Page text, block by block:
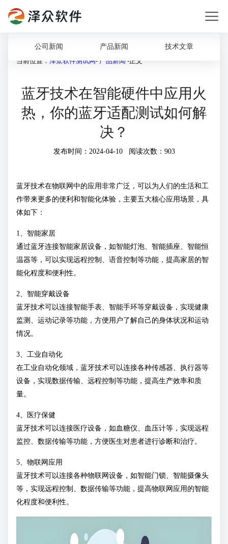
公司新闻 产品新闻
技术文章
当前位置： 泽众软件测试网- 产品新闻 -正文
蓝牙技术在智能硬件中应用火
热，你的蓝牙适配测试如何解
决？
发布时间：2024-04-10 阅读次数：903
蓝牙技术在物联网中的应用非常广泛，可以为人们的生活和工
作带来更多的便利和智能化体验，主要五大核心应用场景，具
体如下：
1、智能家居
通过蓝牙连接智能家居设备，如智能灯泡、智能插座、智能恒
温器等，可以实现远程控制、语音控制等功能，提高家居的智
能化程度和便利性。
2、智能穿戴设备
蓝牙技术可以连接智能手表、智能手环等穿戴设备，实现健康
监测、运动记录等功能，方便用户了解自己的身体状况和运动
情况。
3、工业自动化
在工业自动化领域，蓝牙技术可以连接各种传感器、执行器等
设备，实现数据传输、远程控制等功能，提高生产效率和质
量。
4、医疗保健
蓝牙技术可以连接医疗设备，如血糖仪、血压计等，实现远程
监控、数据传输等功能，方便医生对患者进行诊断和治疗。
5、物联网应用
蓝牙技术可以连接各种物联网设备，如智能门锁、智能摄像头
等，实现远程控制、数据传输等功能，提高物联网应用的智能
化程度和便利性。